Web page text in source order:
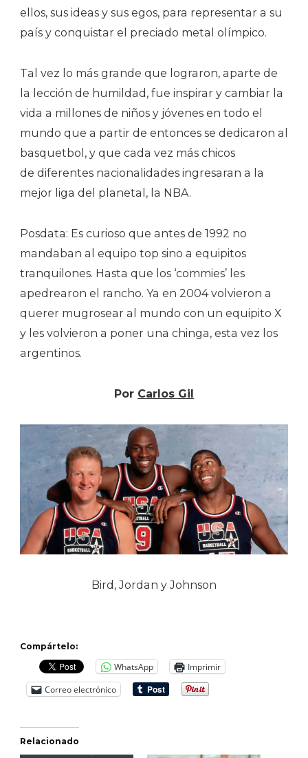
ellos, sus ideas y sus egos, para representar a su
país y conquistar el preciado metal olímpico.
Tal vez lo más grande que lograron, aparte de
la lección de humildad, fue inspirar y cambiar la
vida a millones de niños y jóvenes en todo el
mundo que a partir de entonces se dedicaron al
basquetbol, y que cada vez más chicos
de diferentes nacionalidades ingresaran a la
mejor liga del planetal, la NBA.
Posdata: Es curioso que antes de 1992 no
mandaban al equipo top sino a equipitos
tranquilones. Hasta que los ‘commies’ les
apedrearon el rancho. Ya en 2004 volvieron a
querer mugrosear al mundo con un equipito X
y les volvieron a poner una chinga, esta vez los
argentinos.
Por Carlos Gil
Bird, Jordan y Johnson
Compártelo:
WhatsApp
Imprimir
Correo electrónico
Relacionado